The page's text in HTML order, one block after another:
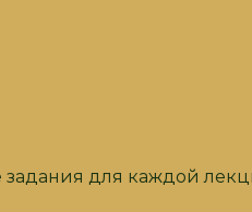
для каждой